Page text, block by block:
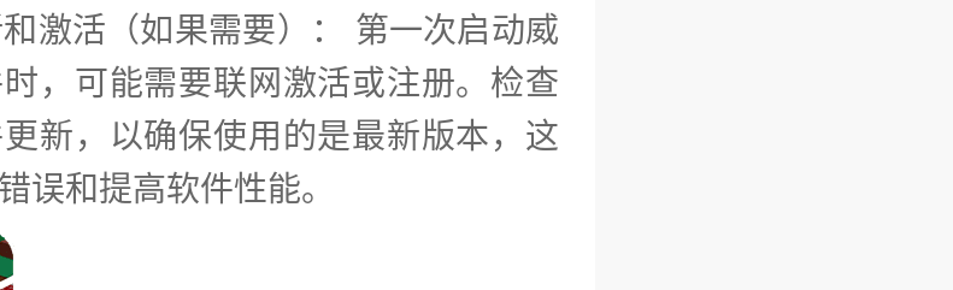
激活（如果需要）： 第一次启动威
，可能需要联网激活或注册。检查
新，以确保使用的是最新版本，这
误和提高软件性能。